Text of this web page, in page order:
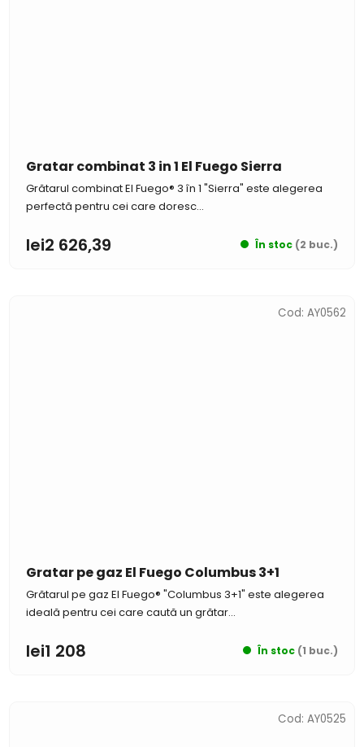
Gratar combinat 3 in 1 El Fuego Sierra
În stoc (2 buc.)
lei2 626,39
Grătarul combinat El Fuego® 3 în 1 "Sierra" este alegerea
perfectă pentru cei care doresc...
Gratar pe gaz El Fuego Columbus 3+1
În stoc (1 buc.)
lei1 208
Grătarul pe gaz El Fuego® "Columbus 3+1" este alegerea
ideală pentru cei care caută un grătar...
Cod: AY0562
Cod: AY0525